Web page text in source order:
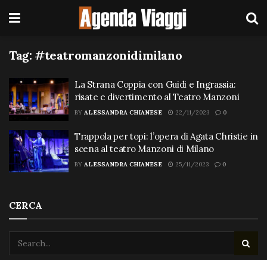
Tag: #teatromanzonidimilano
La Strana Coppia con Guidi e Ingrassia:
risate e divertimento al Teatro Manzoni
BY ALESSANDRA CHIANESE 22/11/2023 0
Trappola per topi: l’opera di Agata Christie in
scena al teatro Manzoni di Milano
BY ALESSANDRA CHIANESE 25/11/2023 0
CERCA